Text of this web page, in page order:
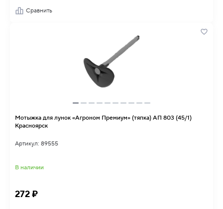
Сравнить
Мотыжка для лунок «Агроном Премиум» (тяпка) АП 803 (45/1)
Красноярск
Артикул: 89555
В наличии
272 ₽